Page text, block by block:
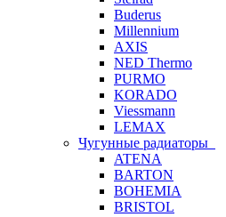
Buderus
Millennium
AXIS
NED Thermo
PURMO
KORADO
Viessmann
LEMAX
Чугунные радиаторы
ATENA
BARTON
BOHEMIA
BRISTOL